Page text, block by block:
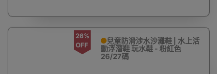
26%
OFF
兒童防滑涉水沙灘鞋 | 水上活
動浮潛鞋 玩水鞋 - 粉紅色
26/27碼